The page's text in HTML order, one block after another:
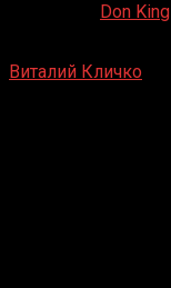
Don King
Виталий Кличко